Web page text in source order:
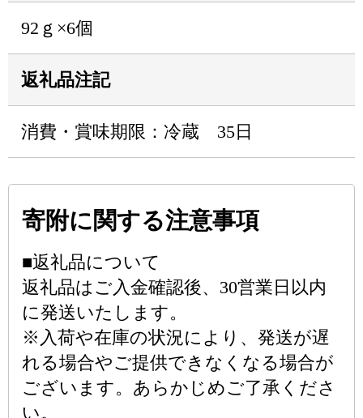
92ｇ×6個
返礼品注記
消費・賞味期限：冷蔵 35日
寄附に関する注意事項
■返礼品について
返礼品はご入金確認後、30営業日以内
に発送いたします。
※入荷や在庫の状況により、発送が遅
れる場合やご提供できなくなる場合が
ございます。あらかじめご了承くださ
い。